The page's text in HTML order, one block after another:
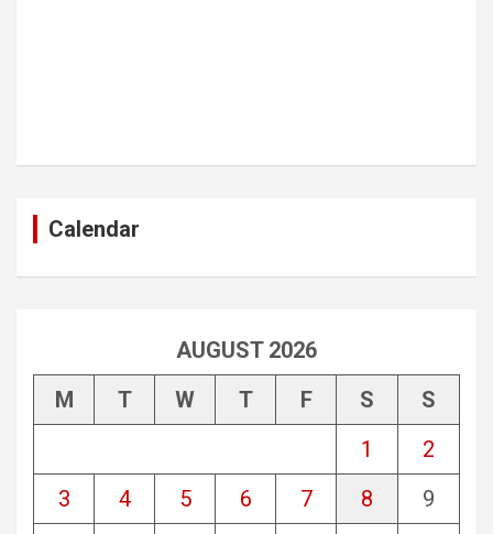
Calendar
AUGUST 2026
M
T W T F S
S
1
2
3
4 5 6 7 8
9